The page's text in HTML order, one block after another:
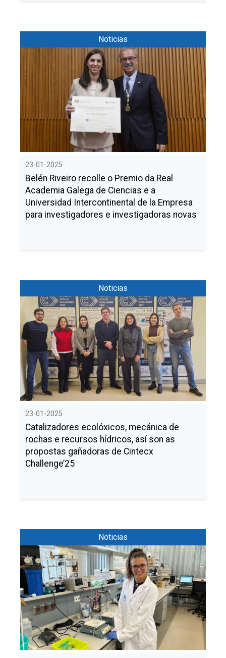
Noticias
23-01-2025
Belén Riveiro recolle o Premio da Real
Academia Galega de Ciencias e a
Universidad Intercontinental de la Empresa
para investigadores e investigadoras novas
Noticias
23-01-2025
Catalizadores ecolóxicos, mecánica de
rochas e recursos hídricos, así son as
propostas gañadoras de Cintecx
Challenge’25
Noticias